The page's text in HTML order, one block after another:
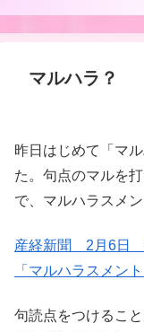
マルハラ？
昨日はじめて「マ
た。句点のマルを
で、マルハラスメ
産経新聞 2月6日
「マルハラスメン
句読点をつけるこ